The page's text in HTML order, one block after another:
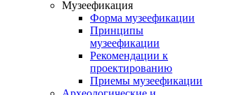
Музеефикация
Форма музеефикации
Принципы
музеефикации
Рекомендации к
проектированию
Приемы музеефикации